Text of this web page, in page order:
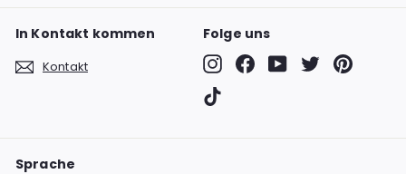
In Kontakt kommen
Kontakt
Folge uns
InstagramFacebookYouTubeTwitter
Sprache